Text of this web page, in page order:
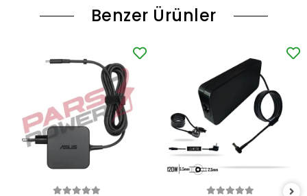
Benzer Ürünler